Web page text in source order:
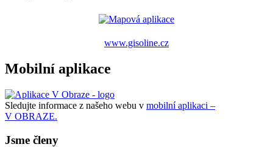
www.gisoline.cz
Mobilní aplikace
Sledujte informace z našeho webu v mobilní aplikaci –
V OBRAZE.
Jsme členy